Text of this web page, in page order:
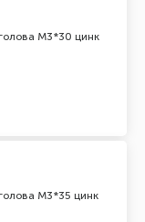
М3*30 цинк
М3*35 цинк